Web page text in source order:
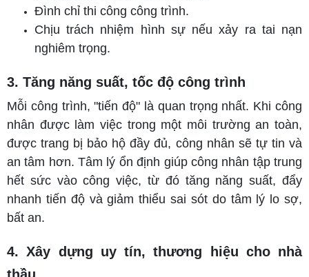
Đình chỉ thi công công trình.
Chịu trách nhiệm hình sự nếu xảy ra tai nạn
nghiêm trọng.
3. Tăng năng suất, tốc độ công trình
Mỗi công trình, "tiến độ" là quan trọng nhất. Khi công
nhân được làm việc trong một môi trường an toàn,
được trang bị bảo hộ đầy đủ, công nhân sẽ tự tin và
an tâm hơn. Tâm lý ổn định giúp công nhân tập trung
hết sức vào công việc, từ đó tăng năng suất, đẩy
nhanh tiến độ và giảm thiểu sai sót do tâm lý lo sợ,
bất an.
4. Xây dựng uy tín, thương hiệu cho nhà